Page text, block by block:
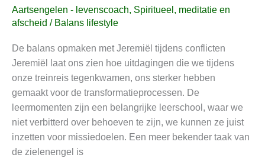
Aartsengelen - levenscoach, Spiritueel, meditatie en
afscheid / Balans lifestyle
De balans opmaken met Jeremiël tijdens conflicten
Jeremiël laat ons zien hoe uitdagingen die we tijdens
onze treinreis tegenkwamen, ons sterker hebben
gemaakt voor de transformatieprocessen. De
leermomenten zijn een belangrijke leerschool, waar we
niet verbitterd over behoeven te zijn, we kunnen ze juist
inzetten voor missiedoelen. Een meer bekender taak van
de zielenengel is
te
maken
familieconflicten,
waarbij
een
terugblikschema
de
harmonie
kan
herstellen